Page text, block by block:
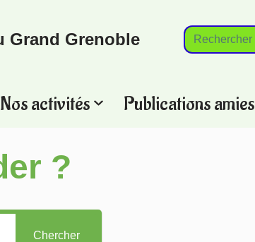
Grand Grenoble
Nos activités Publications amies
?
Chercher